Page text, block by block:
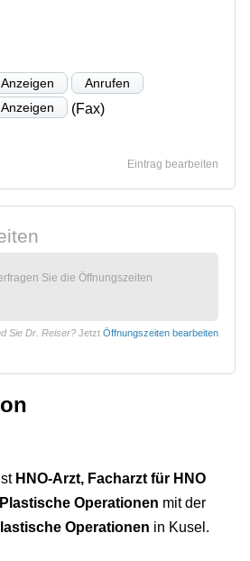
Anzeigen Anrufen
Anzeigen (Fax)
Eintrag bearbeiten
Sie die Öffnungszeiten
Sie Dr. Reiser? Jetzt Öffnungszeiten bearbeiten
HNO-Arzt, Facharzt für HNO
Operationen mit der
Operationen in Kusel.